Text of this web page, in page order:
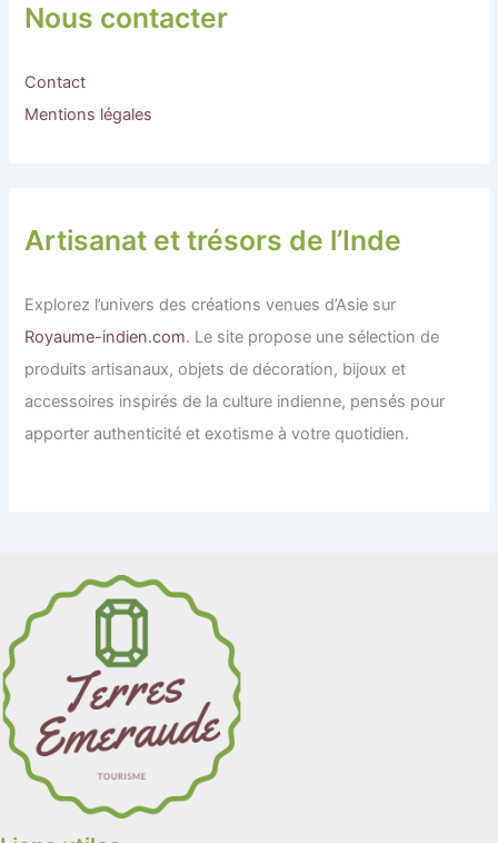
Nous contacter
Contact
Mentions légales
Artisanat et trésors de l’Inde
Explorez l’univers des créations venues d’Asie sur
Royaume-indien.com. Le site propose une sélection de
produits artisanaux, objets de décoration, bijoux et
accessoires inspirés de la culture indienne, pensés pour
apporter authenticité et exotisme à votre quotidien.